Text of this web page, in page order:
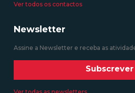
Ver todos os contactos
Newsletter
Assine a Newsletter e receba as
Subscrever